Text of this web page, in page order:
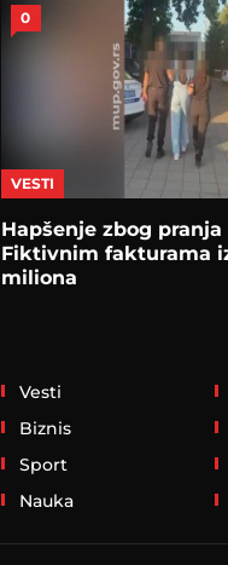
0
VESTI
Hapšenje zbog pranja
Fiktivnim fakturama
miliona
Vesti
Biznis
Sport
Nauka